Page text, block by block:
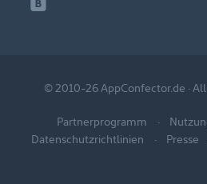
© 2010-26 AppConfector.de ·
Partnerprogramm
Datenschutzrichtlinien
Presse